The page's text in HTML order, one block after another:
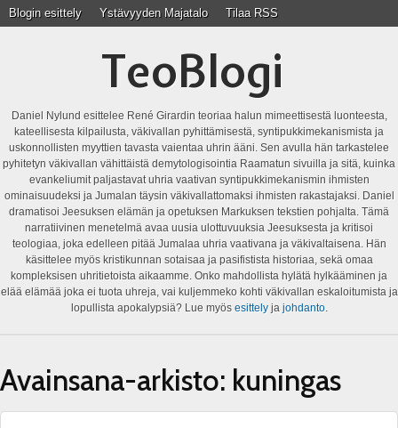
Blogin esittely Ystävyyden Majatalo Tilaa RSS
TeoBlogi
Daniel Nylund esittelee René Girardin teoriaa halun mimeettisestä luonteesta,
kateellisesta kilpailusta, väkivallan pyhittämisestä, syntipukkimekanismista ja
uskonnollisten myyttien tavasta vaientaa uhrin ääni. Sen avulla hän tarkastelee
pyhitetyn väkivallan vähittäistä demytologisointia Raamatun sivuilla ja sitä, kuinka
evankeliumit paljastavat uhria vaativan syntipukkimekanismin ihmisten
ominaisuudeksi ja Jumalan täysin väkivallattomaksi ihmisten rakastajaksi. Daniel
dramatisoi Jeesuksen elämän ja opetuksen Markuksen tekstien pohjalta. Tämä
narratiivinen menetelmä avaa uusia ulottuvuuksia Jeesuksesta ja kritisoi
teologiaa, joka edelleen pitää Jumalaa uhria vaativana ja väkivaltaisena. Hän
käsittelee myös kristikunnan sotaisaa ja pasifistista historiaa, sekä omaa
kompleksisen uhritietoista aikaamme. Onko mahdollista hylätä hylkääminen ja
elää elämää joka ei tuota uhreja, vai kuljemmeko kohti väkivallan eskaloitumista ja
lopullista apokalypsiä? Lue myös esittelyja johdanto.
Avainsana-arkisto: kuningas